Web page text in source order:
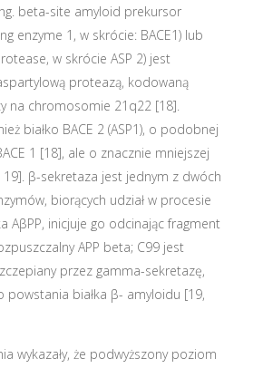
beta-site amyloid prekursor
enzyme 1, w skrócie: BACE1) lub
w skrócie ASP 2) jest
proteazą, kodowaną
na chromosomie 21q22 [18].
białko BACE 2 (ASP1), o podobnej
1 [18], ale o znacznie mniejszej
19]. β-sekretaza jest jednym z dwóch
biorących udział w procesie
AβPP, inicjuje go odcinając fragment
APP beta; C99 jest
przez gamma-sekretazę,
powstania białka β- amyloidu [19,
wykazały, że podwyższony poziom